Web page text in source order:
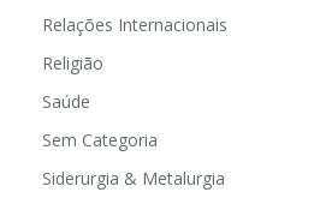
Relações Internacionais
Religião
Saúde
Sem Categoria
Siderurgia & Metalurgia